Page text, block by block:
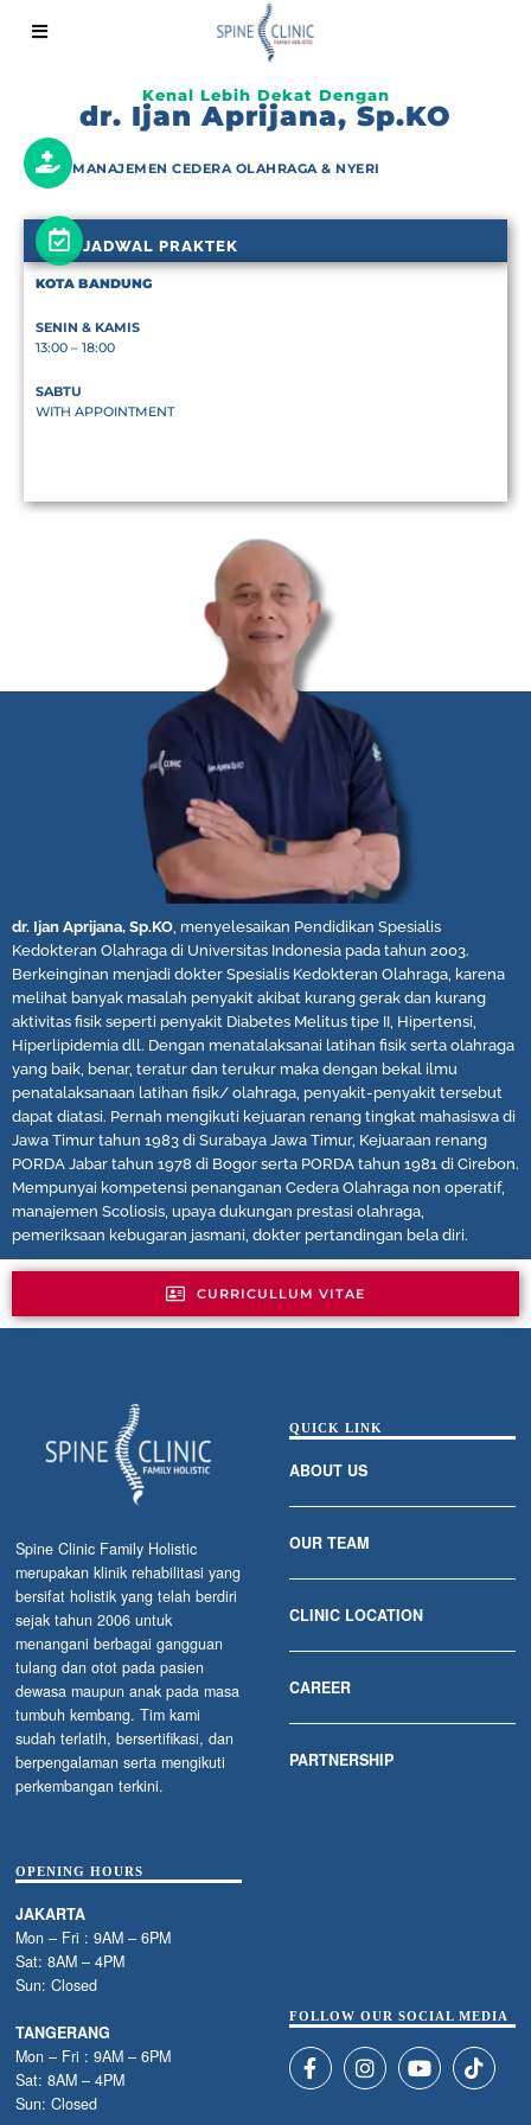
Kenal Lebih Dekat Dengan
dr. Ijan Aprijana, Sp.KO
MANAJEMEN CEDERA OLAHRAGA & NYERI
JADWAL PRAKTEK
KOTA BANDUNG
SENIN & KAMIS
13:00 – 18:00
SABTU
WITH APPOINTMENT
dr. Ijan Aprijana, Sp.KO , menyelesaikan Pendidikan Spesialis
Kedokteran Olahraga di Universitas Indonesia pada tahun 2003.
Berkeinginan menjadi dokter Spesialis Kedokteran Olahraga, karena
melihat banyak masalah penyakit akibat kurang gerak dan kurang
aktivitas fisik seperti penyakit Diabetes Melitus tipe II, Hipertensi,
Hiperlipidemia dll. Dengan menatalaksanai latihan fisik serta olahraga
yang baik, benar, teratur dan terukur maka dengan bekal ilmu
penatalaksanaan latihan fisik/ olahraga, penyakit-penyakit tersebut
dapat diatasi. Pernah mengikuti kejuaran renang tingkat mahasiswa di
Jawa Timur tahun 1983 di Surabaya Jawa Timur, Kejuaraan renang
PORDA Jabar tahun 1978 di Bogor serta PORDA tahun 1981 di Cirebon.
Mempunyai kompetensi penanganan Cedera Olahraga non operatif,
manajemen Scoliosis, upaya dukungan prestasi olahraga,
pemeriksaan kebugaran jasmani, dokter pertandingan bela diri.
CURRICULLUM VITAE
Spine Clinic Family Holistic
merupakan klinik rehabilitasi yang
bersifat holistik yang telah berdiri
sejak tahun 2006 untuk
menangani berbagai gangguan
tulang dan otot pada pasien
dewasa maupun anak pada masa
tumbuh kembang. Tim kami
sudah terlatih, bersertifikasi, dan
berpengalaman serta mengikuti
perkembangan terkini.
QUICK LINK
ABOUT US
OUR TEAM
CLINIC LOCATION
CAREER
PARTNERSHIP
OPENING HOURS
JAKARTA
Mon – Fri : 9AM – 6PM
Sat: 8AM – 4PM
Sun: Closed
TANGERANG
Mon – Fri : 9AM – 6PM
Sat: 8AM – 4PM
Sun: Closed
FOLLOW OUR SOCIAL MEDIA